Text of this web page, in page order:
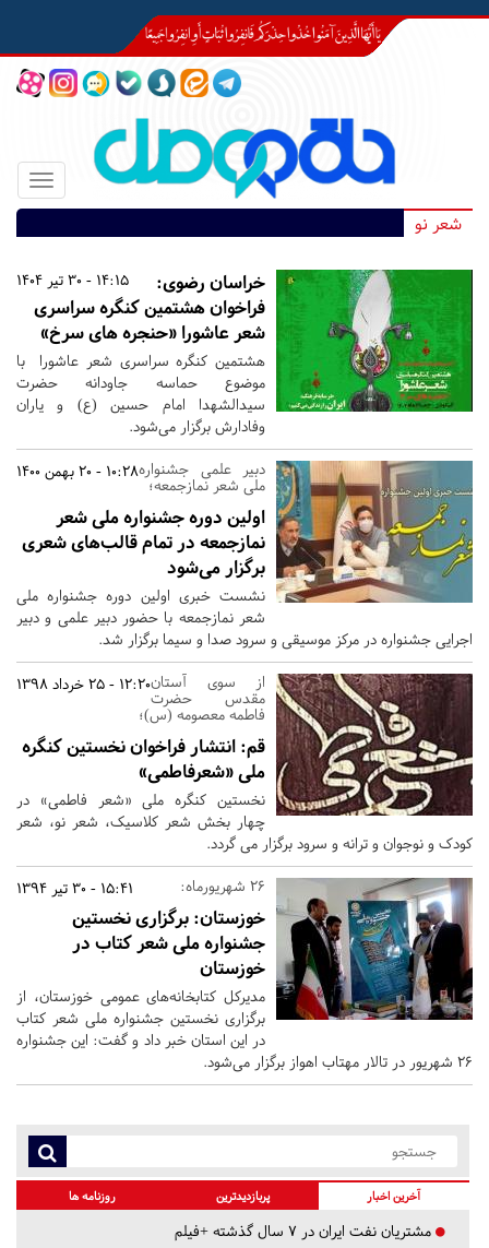
Toggle
شعر نو
14:15 - 30 تیر 1404
خراسان رضوی:
فراخوان هشتمین کنگره سراسری
شعر عاشورا «حنجره های سرخ»
هشتمین کنگره سراسری شعر عاشورا با
موضوع حماسه جاودانه حضرت
سیدالشهدا امام حسین (ع) و یاران
وفادارش برگزار می‌شود.
10:28 - 20 بهمن 1400دبیر علمی جشنواره
ملی شعر نمازجمعه؛
اولین دوره جشنواره ملی شعر
نمازجمعه در تمام قالب‌های شعری
برگزار می‌شود
نشست خبری اولین دوره جشنواره ملی
شعر نمازجمعه با حضور دبیر علمی و دبیر
اجرایی جشنواره در مرکز موسیقی و سرود صدا و سیما برگزار شد.
12:20 - 25 خرداد 1398از سوی آستان
مقدس حضرت
فاطمه معصومه (س)؛
قم: انتشار فراخوان نخستین کنگره
ملی «شعرفاطمی»
نخستین کنگره ملی «شعر فاطمی» در
چهار بخش شعر کلاسیک، شعر نو، شعر
کودک و نوجوان و ترانه و سرود برگزار می گردد.
15:41 - 30 تیر 1394 26 شهریورماه:
خوزستان: برگزاری نخستین
جشنواره ملی شعر کتاب در
خوزستان
مدیرکل کتابخانه‌های عمومی خوزستان، از
برگزاری نخستین جشنواره ملی شعر کتاب
در این استان خبر داد و گفت: این جشنواره
۲۶ شهریور در تالار مهتاب اهواز برگزار می‌شود.
آخرین اخبار پربازدیدترین روزنامه ها
مشتریان نفت ایران در ۷ سال گذشته +فیلم